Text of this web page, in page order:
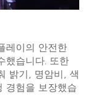
레이의 안전한
했습니다. 또한
밝기, 명암비, 색
경험을 보장했습